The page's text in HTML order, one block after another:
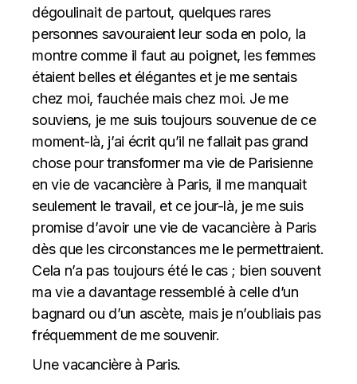
dégoulinait de partout, quelques rares
personnes savouraient leur soda en polo, la
montre comme il faut au poignet, les femmes
étaient belles et élégantes et je me sentais
chez moi, fauchée mais chez moi. Je me
souviens, je me suis toujours souvenue de ce
moment-là, j’ai écrit qu’il ne fallait pas grand
chose pour transformer ma vie de Parisienne
en vie de vacancière à Paris, il me manquait
seulement le travail, et ce jour-là, je me suis
promise d’avoir une vie de vacancière à Paris
dès que les circonstances me le permettraient.
Cela n’a pas toujours été le cas ; bien souvent
ma vie a davantage ressemblé à celle d’un
bagnard ou d’un ascète, mais je n’oubliais pas
fréquemment de me souvenir.
Une vacancière à Paris.